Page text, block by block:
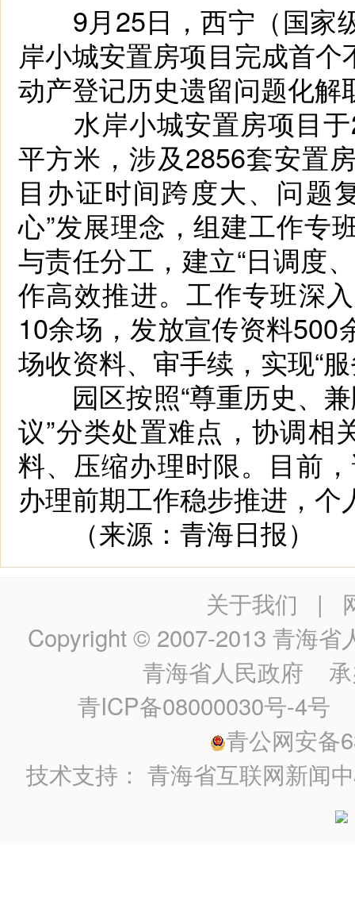
9月25日，西宁（国家
岸小城安置房项目完成首
动产登记历史遗留问题化解
水岸小城安置房项目于
平方米，涉及2856套安置
目办证时间跨度大、问题
心”发展理念，组建工作专
与责任分工，建立“日调度
作高效推进。工作专班深
10余场，发放宣传资料
场收资料、审手续，实现“
园区按照“尊重历史、兼
议”分类处置难点，协调相
料、压缩办理时限。目前
办理前期工作稳步推进，
（来源：青海日报）
关于我们 |
Copyright © 2007-2013 青海省
青海省人民政府 承
青ICP备08000030号-4号
青公网安备
技术支持：青海省互联网新闻